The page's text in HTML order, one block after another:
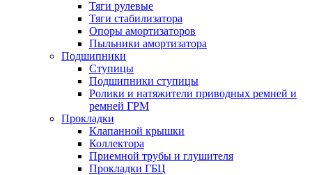
Тяги рулевые
Тяги стабилизатора
Опоры амортизаторов
Пыльники амортизатора
Подшипники
Ступицы
Подшипники ступицы
Ролики и натяжители приводных ремней и
ремней ГРМ
Прокладки
Клапанной крышки
Коллектора
Приемной трубы и глушителя
Прокладки ГБЦ